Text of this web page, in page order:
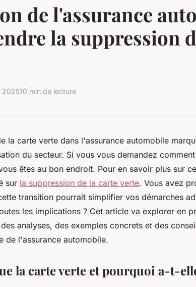
de l'assurance
la suppression
202510 min de lecture
la carte verte dans l'assurance automobile
du secteur. Si vous vous demandez
êtes au bon endroit. Pour en savoir plus sur
sur la suppression de la carte verte. Vous avez
transition pourrait simplifier vos démarches
les implications ? Cet article va explorer en
analyses, des exemples concrets et des
de l'assurance automobile.
la carte verte et pourquoi a-t-